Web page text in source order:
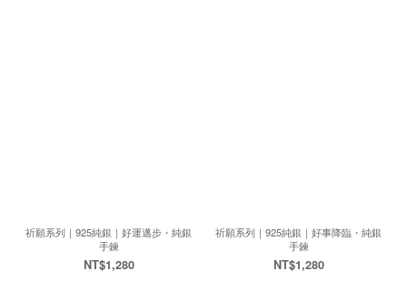
祈願系列｜925純銀｜好運邁步・純銀
手鍊
NT$1,280
祈願系列｜925純銀｜好事降臨・純銀
手鍊
NT$1,280